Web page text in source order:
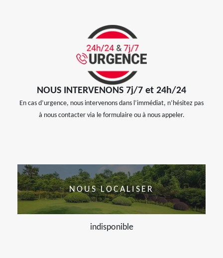
NOUS INTERVENONS 7j/7 et 24h/24
En cas d’urgence, nous intervenons dans l’immédiat, n’hésitez pas
à nous contacter via le formulaire ou à nous appeler.
NOUS LOCALISER
indisponible